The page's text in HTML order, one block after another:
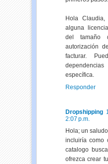
Hola Claudia,
alguna
del tamaño
autorización
facturar.
dependencias
específica.
Responder
Dropshipping
2:07 p.m.
Hola; un
incluiría como
catalogo
ofrezca crear